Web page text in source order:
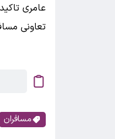
عامری
تعاونی
مسافران